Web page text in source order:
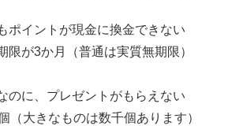
ポイントが現金に換金できない
限が3か月（普通は実質無期限）
のに、プレゼントがもらえない
（大きなものは数千個あります）